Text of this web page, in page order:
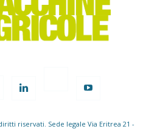
riservati. Sede legale Via Eritrea 21 -